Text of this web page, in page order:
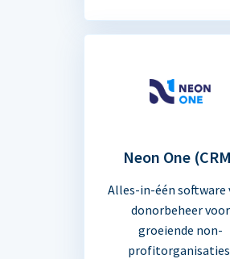
Neon One
Alles-in-één software
donorbeheer voor
groeiende non-